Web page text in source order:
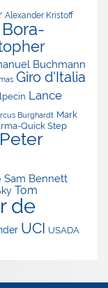
Alexander Kristoff
Bora-
Buchmann
Giro d'Italia
Lance
Burghardt Mark
Quick Step
Peter
Sam Bennett
Tom
de
UCI USADA